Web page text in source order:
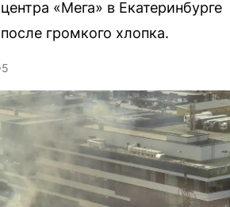
«Мега» в Екатеринбурге
громкого хлопка.
5